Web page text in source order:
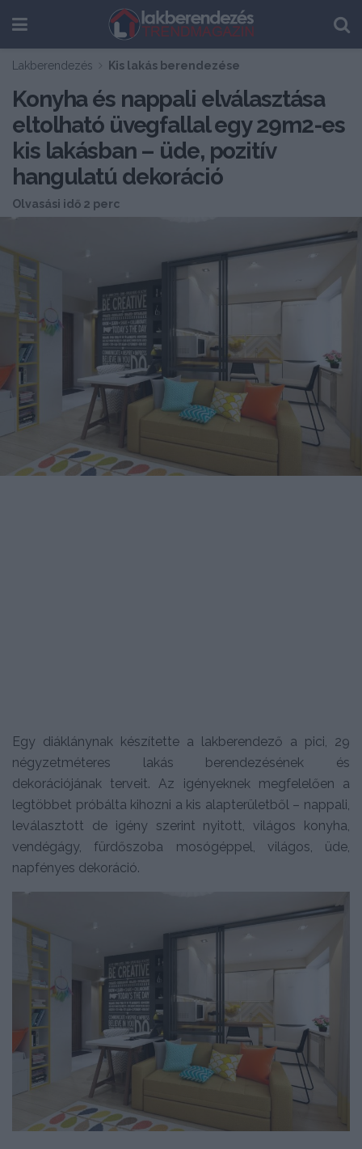
Lakberendezés Kis lakás berendezése
Konyha és nappali elválasztása
eltolható üvegfallal egy 29m2-es
kis lakásban – üde, pozitív
hangulatú dekoráció
Olvasási idő 2 perc
Egy diáklánynak készítette a lakberendező a pici, 29
négyzetméteres lakás berendezésének és
dekorációjának terveit. Az igényeknek megfelelően a
legtöbbet próbálta kihozni a kis alapterületből – nappali,
leválasztott de igény szerint nyitott, világos konyha,
vendégágy, fürdőszoba mosógéppel, világos, üde,
napfényes dekoráció.